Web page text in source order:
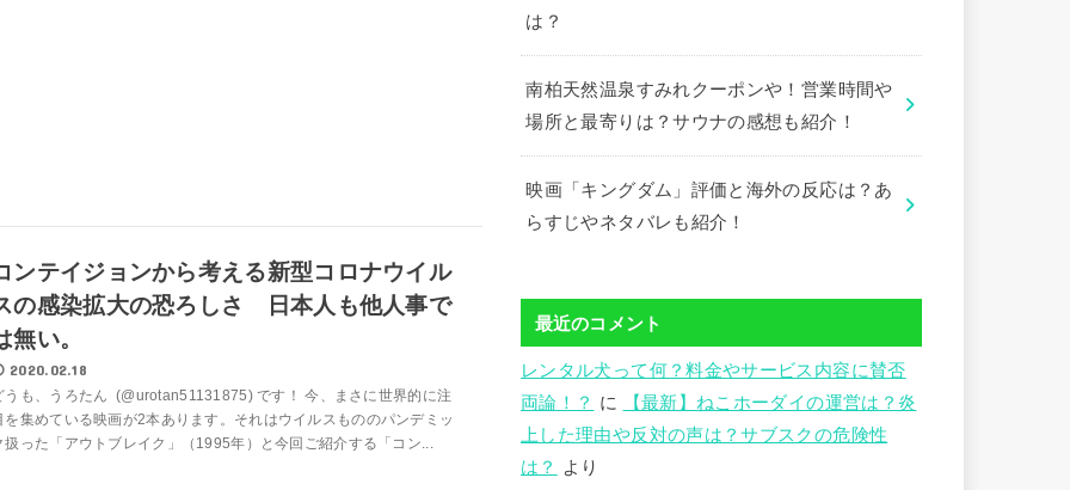
ンテイジョンから考える新型コロナウイル
の感染拡大の恐ろしさ 日本人も他人事で
無い。
2020.02.18
うも、うろたん (@urotan51131875) です！ 今、まさに世界的に注
を集めている映画が2本あります。それはウイルスもののパンデミッ
扱った「アウトブレイク」（1995年）と今回ご紹介する「コン...
は？
南柏天然温泉すみれクーポンや！営業時間や
場所と最寄りは？サウナの感想も紹介！
映画「キングダム」評価と海外の反応は？あ
らすじやネタバレも紹介！
最近のコメント
レンタル犬って何？料金やサービス内容に賛否
両論！？
に
【最新】ねこホーダイの運営は？炎
上した理由や反対の声は？サブスクの危険性
は？
より